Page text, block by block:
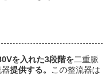
を入れた3段階を二重脈
提供する。
この整流器は